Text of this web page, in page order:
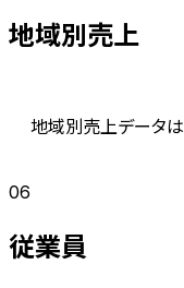
地域別売上
地域別売上データは
06
従業員